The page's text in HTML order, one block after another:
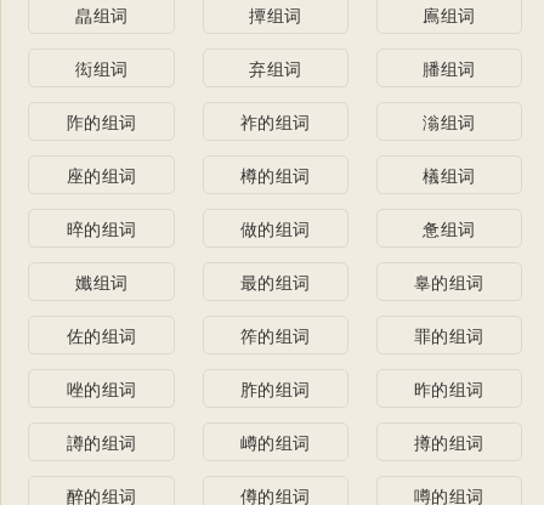
皛组词 撢组词 鳸组词
衒组词 弃组词 膰组词
阼的组词 祚的组词 滃组词
座的组词 樽的组词 檥组词
晬的组词 做的组词 惫组词
孅组词 最的组词 辠的组词
佐的组词 筰的组词 罪的组词
唑的组词 胙的组词 昨的组词
譐的组词 嶟的组词 撙的组词
醉的组词 僔的组词 噂的组词